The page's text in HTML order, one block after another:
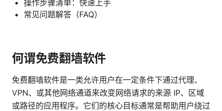
操作步骤清单：快速上手
常见问题解答（FAQ）
何谓免费翻墙软件
免费翻墙软件是一类允许用户在一定条件下通过代理、
VPN、或其他网络通道来改变网络请求的来源 IP、区域
或路径的应用程序。它们的核心目标通常是帮助用户绕过